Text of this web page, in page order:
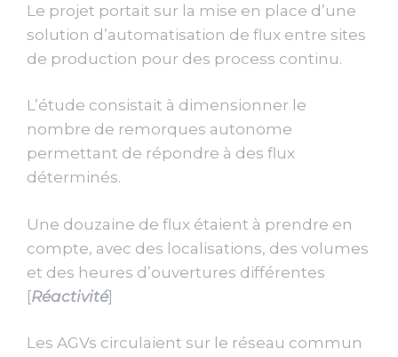
Le projet portait sur la mise en place d’une
solution d’automatisation de flux entre sites
de production pour des process continu.
L’étude consistait à dimensionner le
nombre de remorques autonome
permettant de répondre à des flux
déterminés.
Une douzaine de flux étaient à prendre en
compte, avec des localisations, des volumes
et des heures d’ouvertures différentes
[Réactivité]
Les AGVs circulaient sur le réseau commun